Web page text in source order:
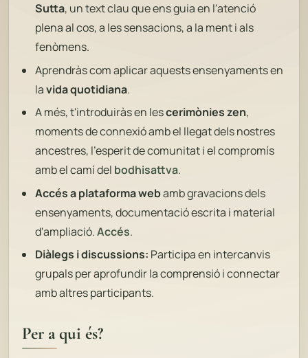
Sutta, un text clau que ens guia en l'atenció
plena al cos, a les sensacions, a la ment i als
fenòmens.
Aprendràs com aplicar aquests ensenyaments en
lavida quotidiana.
A més, t'introduiràs en lescerimònies zen,
moments de connexió amb el llegat dels nostres
ancestres, l'esperit de comunitat i el compromís
amb el camí del bodhisattva.
Accés a plataforma webamb gravacions dels
ensenyaments, documentació escrita i material
d'ampliació.Accés.
Diàlegs i discussions: Participa en intercanvis
grupals per aprofundir la comprensió i connectar
amb altres participants.
Per a qui és?